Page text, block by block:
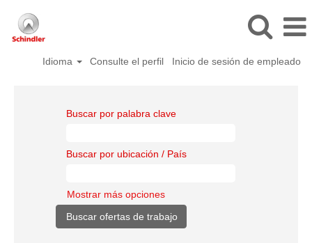
Idioma Consulte el perfil Inicio de sesión de empleado
Buscar por palabra clave
Buscar por ubicación / País
Mostrar más opciones